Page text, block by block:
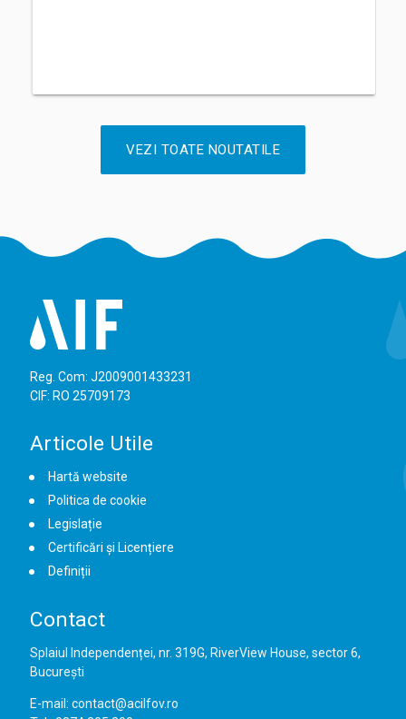
VEZI TOATE NOUTATILE
Reg. Com: J2009001433231
CIF: RO 25709173
Articole Utile
Hartă website
Politica de cookie
Legislație
Certificări și Licențiere
Definiții
Contact
Splaiul Independenței, nr. 319G, RiverView House, sector 6,
București
E-mail: contact@acilfov.ro